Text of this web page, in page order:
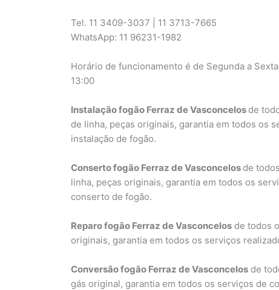
Tel. 11 3409-3037 | 11 3713-7665
WhatsApp: 11 96231-1982
Horário de funcionamento é de Segunda a
13:00
Instalação fogão Ferraz de Vasconcelos de
de linha, peças originais, garantia em todos os
instalação de fogão.
Conserto fogão Ferraz de Vasconcelos de
linha, peças originais, garantia em todos os
conserto de fogão.
Reparo fogão Ferraz de Vasconcelos de todos
originais, garantia em todos os serviços
Conversão fogão Ferraz de Vasconcelos de
gás original, garantia em todos os serviços de